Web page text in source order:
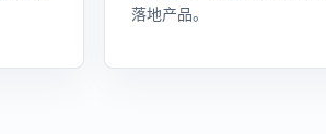
落地产品。